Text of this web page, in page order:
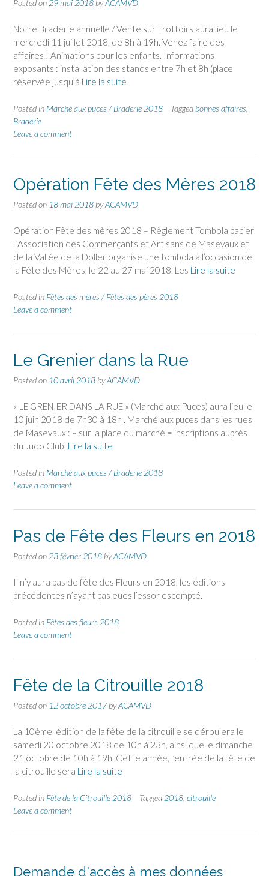
Posted on 29 mai 2018 byACAMVD
Notre Braderie annuelle / Vente sur Trottoirs aura lieu le
mercredi 11 juillet 2018, de 8h à 19h. Venez faire des
affaires ! Animations pour les enfants. Informations
exposants : installation des stands entre 7h et 8h (place
réservée jusqu’à Lire la suite
Posted in Marché aux puces / Braderie 2018 Tagged bonnes affaires
Braderie
Leave a comment
Opération Fête des Mères 2018
Posted on 18 mai 2018 byACAMVD
Opération Fête des mères 2018 – Règlement Tombola papier
L’Association des Commerçants et Artisans de Masevaux et
de la Vallée de la Doller organise une tombola à l’occasion de
la Fête des Mères, le 22 au 27 mai 2018. Les Lire la suite
Posted in Fêtes des mères / Fêtes des pères 2018
Leave a comment
Le Grenier dans la Rue
Posted on 10 avril 2018 byACAMVD
« LE GRENIER DANS LA RUE » (Marché aux Puces) aura lieu le
10 juin 2018 de 7h30 à 18h . Marché aux puces dans les rues
de Masevaux : – sur la place du marché = inscriptions auprès
du Judo Club, Lire la suite
Posted in Marché aux puces / Braderie 2018
Leave a comment
Pas de Fête des Fleurs en 2018
Posted on 23 février 2018 byACAMVD
Il n’y aura pas de fête des Fleurs en 2018, les éditions
précédentes n’ayant pas eues l’essor escompté.
Posted in Fêtes des fleurs 2018
Leave a comment
Fête de la Citrouille 2018
Posted on 12 octobre 2017byACAMVD
La 10ème édition de la fête de la citrouille se déroulera le
samedi 20 octobre 2018 de 10h à 23h, ainsi que le dimanche
21 octobre de 10h à 19h. Cette année, l’entrée de la fête de
la citrouille sera Lire la suite
Posted in Fête de la Citrouille 2018 Tagged 2018 citrouille
Leave a comment
Demande d'accès à mes données